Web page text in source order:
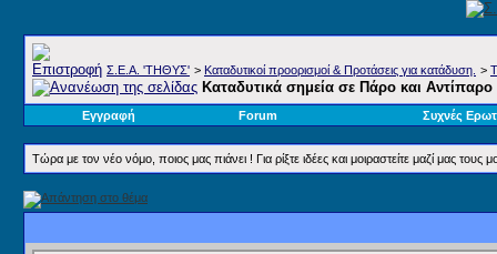
Σ.E.A. 'ΤΗΘΥΣ' > Καταδυτικοί προορισμοί & Προτάσεις για κατάδυση. >
Καταδυτικά σημεία σε Πάρο και Αντίπαρο
Εγγραφή Forum Συχνές
Τώρα με τον νέο νόμο, ποιος μας πιάνει ! Για ρίξτε ιδέες και μοιραστείτε μαζί μας